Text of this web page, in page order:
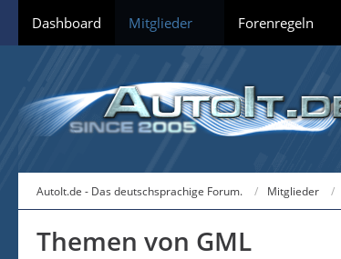
Dashboard Mitglieder Forenregeln
AutoIt.de - Das deutschsprachige Forum. Mitglieder
Themen von GML